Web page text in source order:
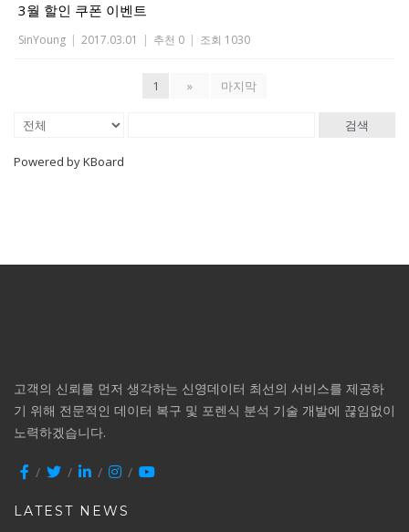
3월 할인 쿠폰 이벤트
SinYoung | 2017.03.01 | 추천 0 | 조회 1030
1 » 마지막
검색
Powered by KBoard
고객의 신뢰를 먼저 생각하는 신영데이터 최선의 서비스를 제공하
기 위해 전문적인 데이터 복구 및 포렌식 분석 기술 개발에 끊임없이
노력하겠습니다.
LATEST NEWS